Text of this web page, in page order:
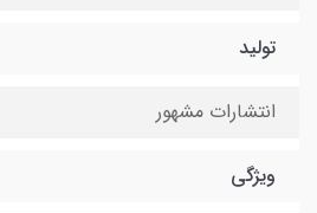
تولید
انتشارات مشهور
ویژگی